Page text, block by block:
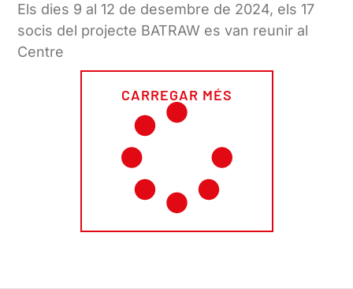
Els dies 9 al 12 de desembre de 2024, els 17
socis del projecte BATRAW es van reunir al
Centre
CARREGAR MÉS